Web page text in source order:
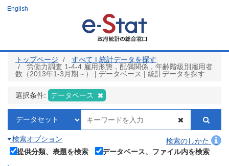
ツ
English
トップページ
すべて | 統計データを探す
労働力調査 1-4-4 雇用形態，配偶関係，年齢階級別雇用者
数（2013年1-3月期～） | データベース | 統計データを探す
選択条件: データベース
検索オプション
検索のしかた
提供分類、表題を検索
データベース、ファイル内を検索